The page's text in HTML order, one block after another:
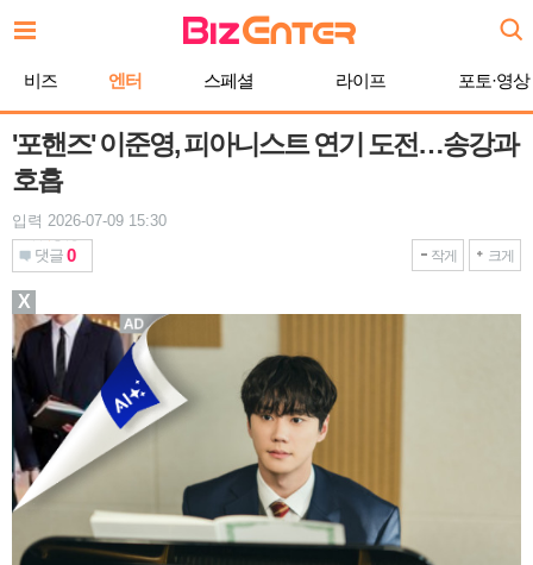
문
비즈 엔터 스페셜 라이프 포토·영상
'포핸즈' 이준영, 피아니스트 연기 도전…송강과
호흡
입력 2026-07-09 15:30
댓글 0 작게 크게
X